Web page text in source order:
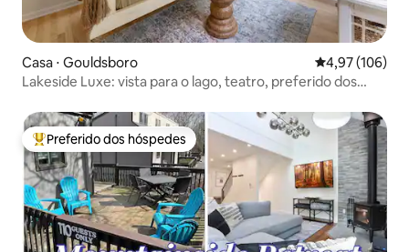
Casa ⋅ Gouldsboro 4,97 de uma
4,97 (106)
Lakeside Luxe: vista para o lago, teatro, preferido dos
Entre os melhores preferidos dos hóspedes
Preferido dos hóspedes